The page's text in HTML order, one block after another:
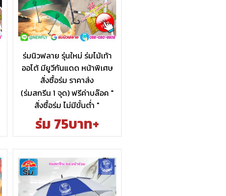
ร่มนิวฟลาย รุ่นใหม่ ร่มไม้เท้า
ออโต้ มียูวีกันแดด หน้าพิเศษ
สั่งซื้อร่ม ราคาส่ง
(ร่มสกรีน 1 จุด) ฟรีค่าบล๊อค "
สั่งซื้อร่ม ไม่มีขั้นต่ำ "
ร่ม 75บาท+